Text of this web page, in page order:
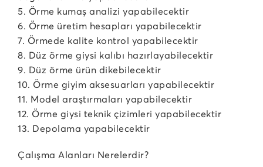
5. Örme kumaş analizi yapabilecektir
6. Örme üretim hesapları yapabilecektir
7. Örmede kalite kontrol yapabilecektir
8. Düz örme giysi kalıbı hazırlayabilecektir
9. Düz örme ürün dikebilecektir
10. Örme giyim aksesuarları yapabilecektir
11. Model araştırmaları yapabilecektir
12. Örme giysi teknik çizimleri yapabilecektir
13. Depolama yapabilecektir
Çalışma Alanları Nerelerdir?